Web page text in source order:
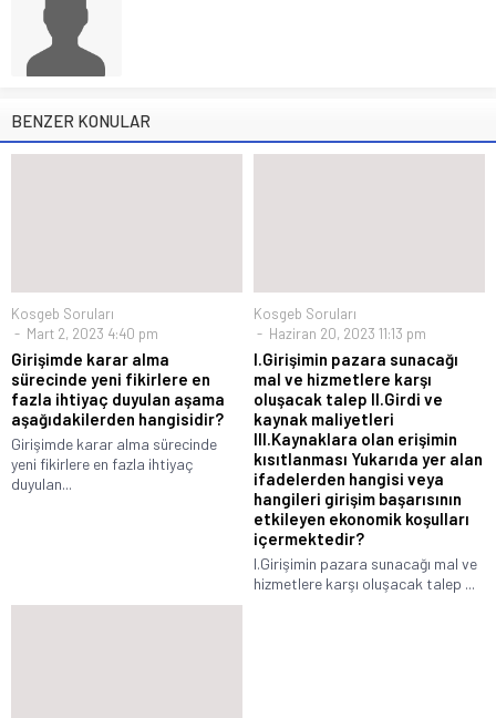
BENZER KONULAR
Kosgeb Soruları
Mart 2, 2023 4:40 pm
Girişimde karar alma
sürecinde yeni fikirlere en
fazla ihtiyaç duyulan aşama
aşağıdakilerden hangisidir?
Girişimde karar alma sürecinde
yeni fikirlere en fazla ihtiyaç
duyulan...
Kosgeb Soruları
Haziran 20, 2023 11:13 pm
I.Girişimin pazara sunacağı
mal ve hizmetlere karşı
oluşacak talep II.Girdi ve
kaynak maliyetleri
III.Kaynaklara olan erişimin
kısıtlanması Yukarıda yer alan
ifadelerden hangisi veya
hangileri girişim başarısının
etkileyen ekonomik koşulları
içermektedir?
I.Girişimin pazara sunacağı mal ve
hizmetlere karşı oluşacak talep ...